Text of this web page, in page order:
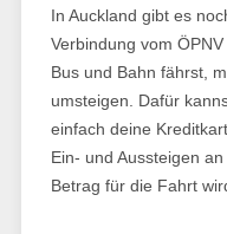
In Auckland gibt es
Verbindung vom
Bus und Bahn fährst,
umsteigen. Dafür
einfach deine
Ein- und Aussteigen
Betrag für die Fahrt